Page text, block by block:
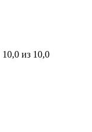
10,0 из 10,0